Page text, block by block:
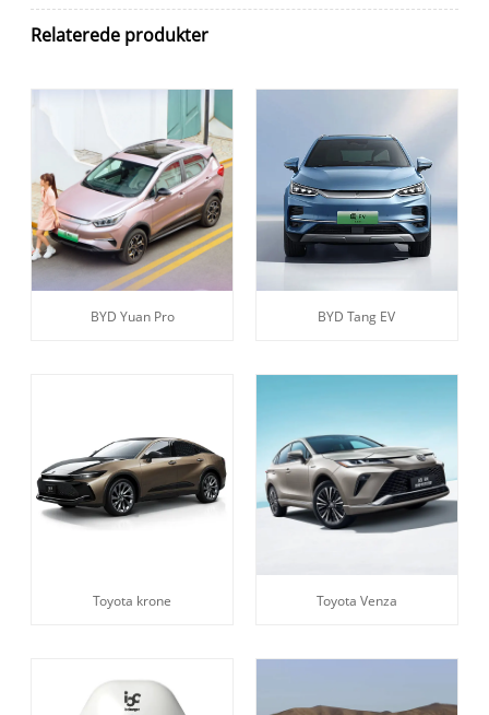
Relaterede produkter
BYD Yuan Pro BYD Tang EV
Toyota krone Toyota Venza